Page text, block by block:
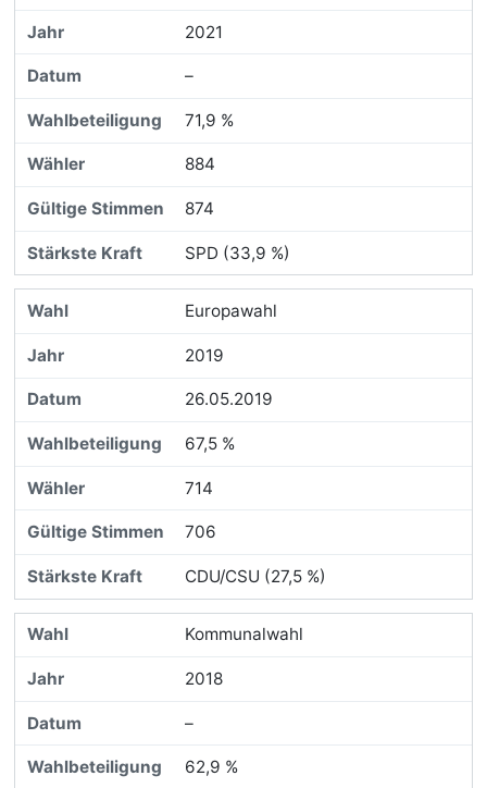
2021
–
71,9 %
884
874
SPD (33,9 %)
Europawahl
2019
26.05.2019
67,5 %
714
706
CDU/CSU (27,5 %)
Kommunalwahl
2018
–
62,9 %